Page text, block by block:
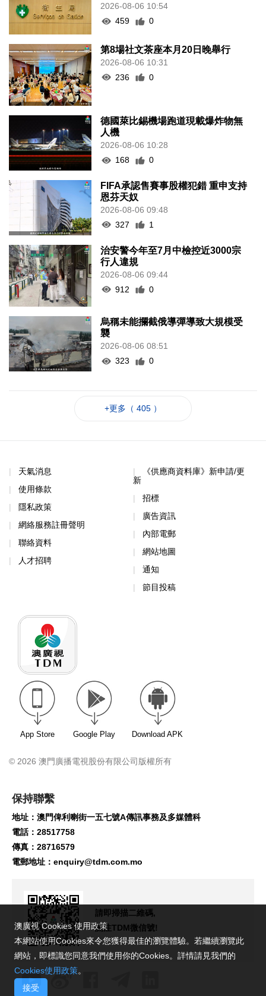
2026-08-06 10:54
459
0
第8場社文茶座本月20日晚舉行
2026-08-06 10:31
236
0
德國萊比錫機場跑道現載爆炸物無
人機
2026-08-06 10:28
168
0
FIFA承認售賽事股權犯錯 重申支持
恩芬天奴
2026-08-06 09:48
327
1
治安警今年至7月中檢控近3000宗
行人違規
2026-08-06 09:44
912
0
烏稱未能攔截俄導彈導致大規模受
襲
2026-08-06 08:51
323
0
+更多（ 405 ）
天氣消息
使用條款
隱私政策
網絡服務註冊聲明
聯絡資料
人才招聘
《供應商資料庫》新申請/更
新
招標
廣告資訊
內部電郵
網站地圖
通知
節目投稿
App Store Google Play Download APK
© 2026 澳門廣播電視股份有限公司版權所有
保持聯繫
地址：澳門俾利喇街一五七號A傳訊事務及多媒體科
電話：28517758
傳真：28716579
電郵地址： enquiry@tdm.com.mo
請即掃描二維碼,
關注TDM微信號!
澳廣視 Cookies 使用政策
本網站使用Cookies來令您獲得最佳的瀏覽體驗。若繼續瀏覽此
網站，即標識您同意我們使用你的Cookies。詳情請見我們的
Cookies使用政策。
接受